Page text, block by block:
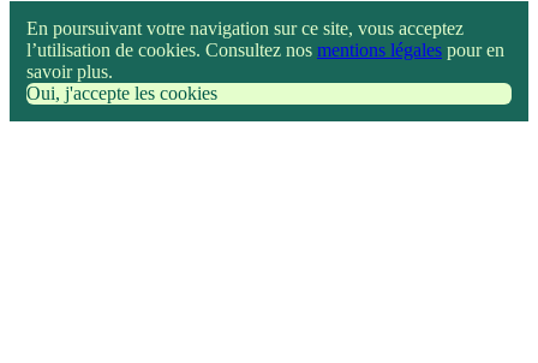
En poursuivant votre navigation sur ce site, vous acceptez
l’utilisation de cookies. Consultez nos mentions légales pour en
savoir plus.
Oui, j'accepte les cookies